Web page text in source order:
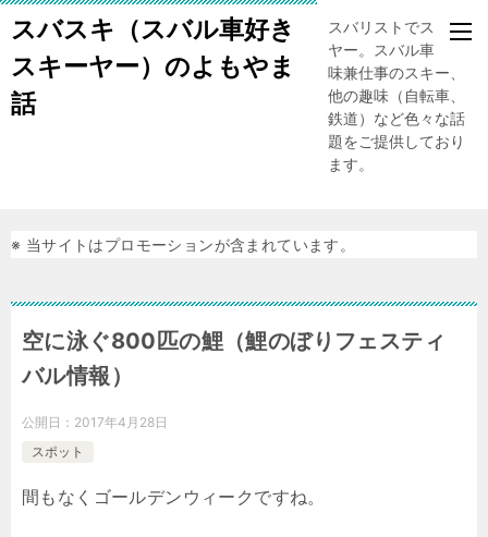
スバスキ（スバル車好き
スキーヤー）のよもやま
話
スバリストでスキー
ヤー。スバル車、趣
味兼仕事のスキー、
他の趣味（自転車、
鉄道）など色々な話
題をご提供しており
ます。
※ 当サイトはプロモーションが含まれています。
空に泳ぐ800匹の鯉（鯉のぼりフェスティ
バル情報）
公開日： 2017年4月28日
スポット
間もなくゴールデンウィークですね。